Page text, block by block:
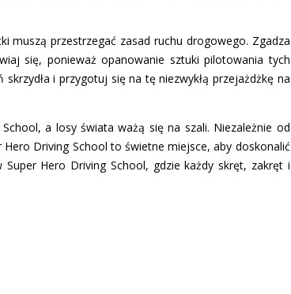
muszą przestrzegać zasad ruchu drogowego. Zgadza
się, ponieważ opanowanie sztuki pilotowania tych
i przygotuj się na tę niezwykłą przejażdżkę na
a losy świata ważą się na szali. Niezależnie od
Driving School to świetne miejsce, aby doskonalić
Hero Driving School, gdzie każdy skręt, zakręt i